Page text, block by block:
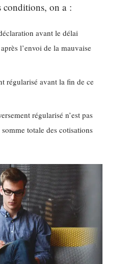
conditions, on a :
avant le délai
l’envoi de la mauvaise
régularisé avant la fin de ce
régularisé n’est pas
totale des cotisations